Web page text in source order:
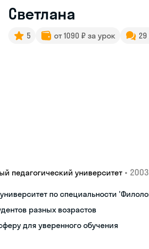
Светлана
5 от 1090 ₽ за урок 29
педагогический университет •
по специальности
разных возрастов
для уверенного обучения